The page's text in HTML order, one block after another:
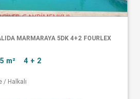
MARMARAYA 5DK 4+2 FOURLEX
m² 4 + 2
/ Halkalı